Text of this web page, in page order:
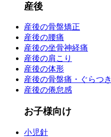
産後
産後の骨盤矯正
産後の腰痛
産後の坐骨神経痛
産後の肩こり
産後の体形
産後の骨盤痛・ぐらつき
産後の倦怠感
お子様向け
小児針